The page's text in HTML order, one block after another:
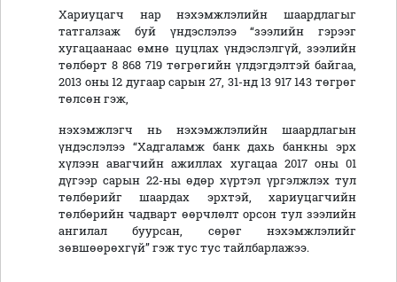
Хариуцагч нар нэхэмжлэлийн шаардлагыг
татгалзаж буй үндэслэлээ “зээлийн гэрээг
хугацаанаас өмнө цуцлах үндэслэлгүй, зээлийн
төлбөрт 8 868 719 төгрөгийн үлдэгдэлтэй байгаа,
2013 оны 12 дугаар сарын 27, 31-нд 13 917 143 төгрөг
төлсөн гэж,
нэхэмжлэгч нь нэхэмжлэлийн шаардлагын
үндэслэлээ “Хадгаламж банк дахь банкны эрх
хүлээн авагчийн ажиллах хугацаа 2017 оны 01
дүгээр сарын 22-ны өдөр хүртэл үргэлжлэх тул
төлбөрийг шаардах эрхтэй, хариуцагчийн
төлбөрийн чадварт өөрчлөлт орсон тул зээлийн
ангилал буурсан, сөрөг нэхэмжлэлийг
зөвшөөрөхгүй” гэж тус тус тайлбарлажээ.